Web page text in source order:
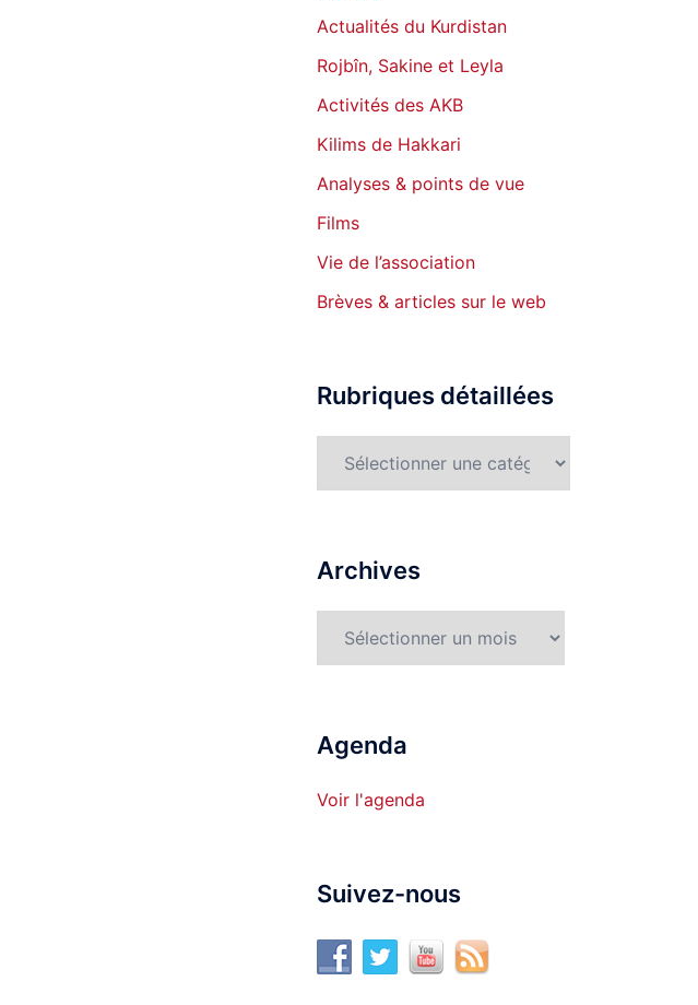
Actualités du Kurdistan
Rojbîn, Sakine et Leyla
Activités des AKB
Kilims de Hakkari
Analyses & points de vue
Films
Vie de l’association
Brèves & articles sur le web
Rubriques détaillées
Archives
Agenda
Voir l'agenda
Suivez-nous